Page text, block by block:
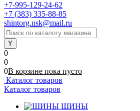
+7-995-129-24-62
+7 (383) 335-88-85
shintorg.nsk@mail.ru
0
0
0В корзине пока пусто
Каталог товаров
Каталог товаров
ШИНЫ